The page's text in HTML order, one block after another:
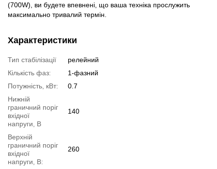
(700W), ви будете впевнені, що ваша техніка прослужить
максимально тривалий термін.
Характеристики
Тип стабілізації
релейний
Кількість фаз:
1-фазний
Потужність, кВт:
0.7
Нижній
граничний поріг
вхідної
напруги, В
140
Верхній
граничний поріг
вхідної
напруги, В:
260